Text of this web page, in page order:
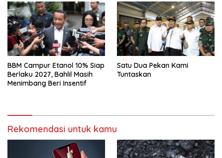
BBM Campur Etanol 10% Siap
Berlaku 2027, Bahlil Masih
Menimbang Beri Insentif
Satu Dua Pekan Kami
Tuntaskan
Rekomendasi untuk kamu